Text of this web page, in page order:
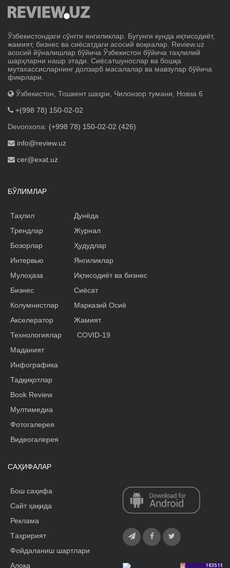
Ўзбекистондаги сўнгги янгиликлар. Бугунги кунда иқтисодиёт,
жамият, бизнес ва сиёсатдаги асосий воқеалар. Review.uz
асосий йўналишлар бўйича Ўзбекистон бўйича таҳлилий
шарҳларни нашр этади. Сиёсатшунослар ва бошқа
мутахассисларнинг долзарб масалалар ва мавзулар бўйича
фикрлари.
Ўзбекистон, Тошкент шаҳри, Чилонзор тумани, Новза 6
+(998 78) 150-02-02
Devonxona: (+998 78) 150-02-02 (426)
info@review.uz
cer@exat.uz
БЎЛИМЛАР
Таҳлил
Трендлар
Бозорлар
Интервью
Мулоҳаза
Бизнес
Колумнистлар
Акселератор
Дунёда
Журнал
Ҳудудлар
Янгиликлар
Иқтисодиёт ва бизнес
Сиёсат
Марказий Осиё
Жамият
Технологиялар
Маданият
Инфографика
Тадқиқотлар
Book Review
Мултимедиа
Фотогалерея
Видеогалерея
COVID-19
САҲИФАЛАР
Бош саҳифа
Сайт ҳақида
Реклама
Tаҳририят
Фойдаланиш шартлари
Алоқа